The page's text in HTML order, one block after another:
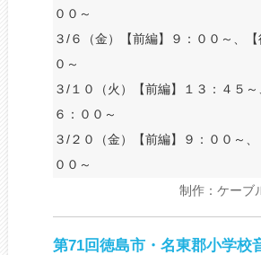
００～
３/６（金）【前編】９：００～、
０～
３/１０（火）【前編】１３：４５～
６：００～
３/２０（金）【前編】９：００～、
００～
制作：ケーブ
第71回徳島市・名東郡小学校